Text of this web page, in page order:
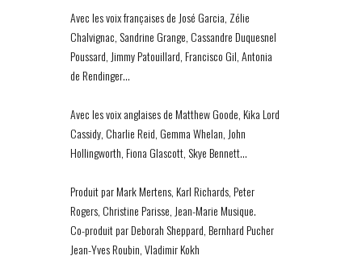
Avec les voix françaises de José Garcia, Zélie
Chalvignac, Sandrine Grange, Cassandre Duquesnel
Poussard, Jimmy Patouillard, Francisco Gil, Antonia
de Rendinger…
Avec les voix anglaises de Matthew Goode, Kika Lord
Cassidy, Charlie Reid, Gemma Whelan, John
Hollingworth, Fiona Glascott, Skye Bennett…
Produit par Mark Mertens, Karl Richards, Peter
Rogers, Christine Parisse, Jean-Marie Musique.
Co-produit par Deborah Sheppard, Bernhard Pucher
Jean-Yves Roubin, Vladimir Kokh